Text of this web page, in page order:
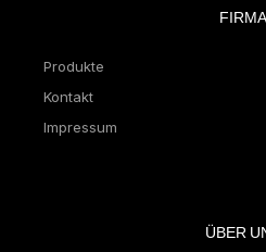
FIRMA
Produkte
Kontakt
Impressum
ÜBER